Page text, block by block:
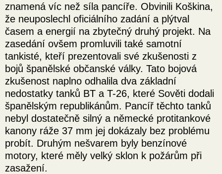
znamená víc než síla pancíře. Obvinili Koškina,
že neuposlechl oficiálního zadání a plýtval
časem a energií na zbytečný druhý projekt. Na
zasedání ovšem promluvili také samotní
tankisté, kteří prezentovali své zkušenosti z
bojů španělské občanské války. Tato bojová
zkušenost naplno odhalila dva základní
nedostatky tanků BT a T-26, které Sověti dodali
španělským republikánům. Pancíř těchto tanků
nebyl dostatečně silný a německé protitankové
kanony ráže 37 mm jej dokázaly bez problému
probít. Druhým nešvarem byly benzínové
motory, které měly velký sklon k požárům při
zasažení.